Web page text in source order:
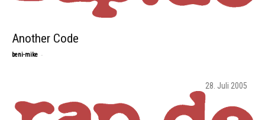
Another Code
beni-mike -
28. Juli 2005